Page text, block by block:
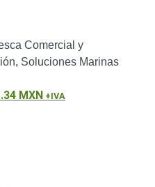
Comercial y
, Soluciones Marinas
MXN